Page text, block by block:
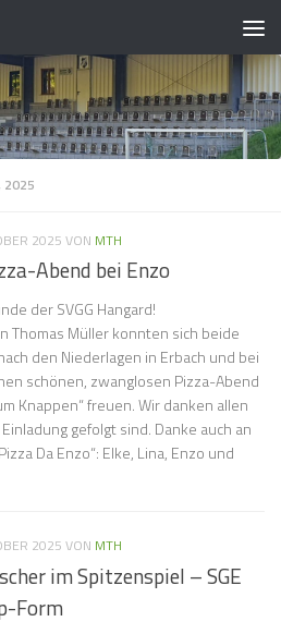
2025
2025 VON MTH
Abend bei Enzo
der SVGG Hangard!
Thomas Müller konnten sich beide
den Niederlagen in Erbach und bei
schönen, zwanglosen Pizza-Abend
Knappen“ freuen. Wir danken allen
gefolgt sind. Danke auch an
Da Enzo“: Elke, Lina, Enzo und
2025 VON MTH
im Spitzenspiel – SGE
Form